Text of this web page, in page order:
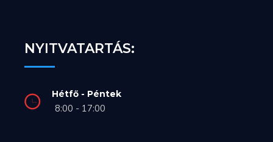
NYITVATARTÁS:
Hétfő - Péntek
8:00 - 17:00